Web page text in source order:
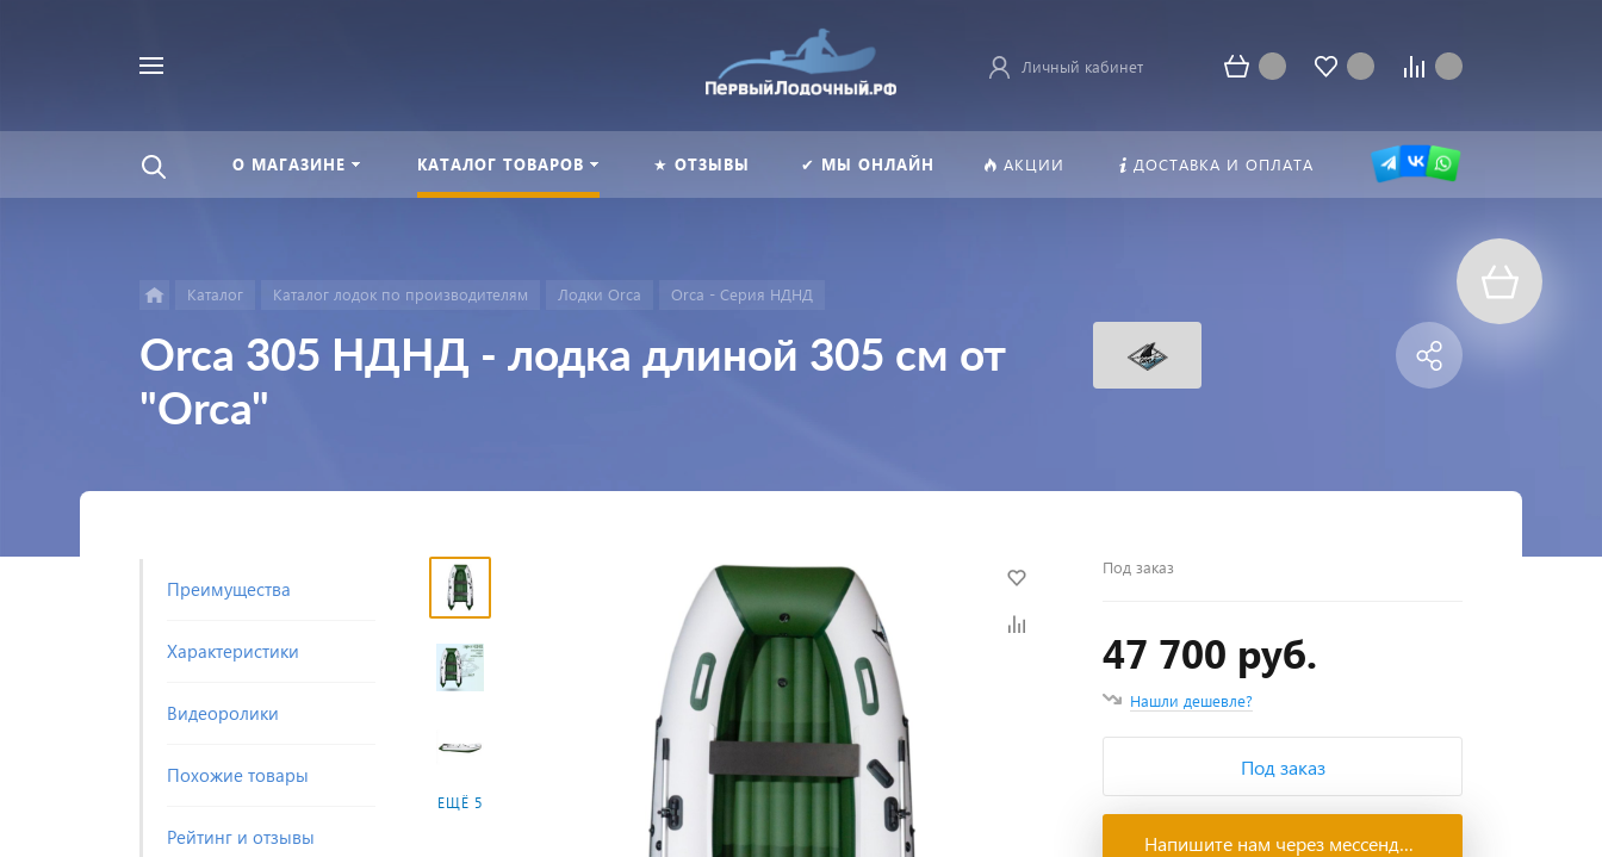
Личный кабинет
О МАГАЗИНЕ КАТАЛОГ ТОВАРОВ ★ ОТЗЫВЫ ✔ МЫ ОНЛАЙН АКЦИИ ДОСТАВКА И ОПЛАТА
Каталог Каталог лодок по производителям Лодки Orca Orca - Серия НДНД
Orca 305 НДНД - лодка длиной 305 см от
"Orca"
Преимущества
Характеристики
Видеоролики
Похожие товары
Рейтинг и отзывы
ЕЩЁ 5
Под заказ
47 700 руб.
Нашли дешевле?
Под заказ
Напишите нам через мессенджеры